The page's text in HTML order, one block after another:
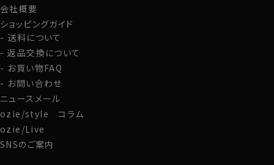
会社概要
ショッピングガイド
送料について
返品交換について
お買い物FAQ
お問い合わせ
ニュースメール
ozie/style コラム
ozie/Live
SNSのご案内